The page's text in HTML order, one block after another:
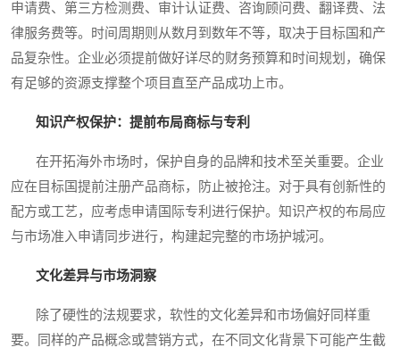
申请费、第三方检测费、审计认证费、咨询顾问费、翻译费、法
律服务费等。时间周期则从数月到数年不等，取决于目标国和产
品复杂性。企业必须提前做好详尽的财务预算和时间规划，确保
有足够的资源支撑整个项目直至产品成功上市。
知识产权保护：提前布局商标与专利
在开拓海外市场时，保护自身的品牌和技术至关重要。企业
应在目标国提前注册产品商标，防止被抢注。对于具有创新性的
配方或工艺，应考虑申请国际专利进行保护。知识产权的布局应
与市场准入申请同步进行，构建起完整的市场护城河。
文化差异与市场洞察
除了硬性的法规要求，软性的文化差异和市场偏好同样重
要。同样的产品概念或营销方式，在不同文化背景下可能产生截